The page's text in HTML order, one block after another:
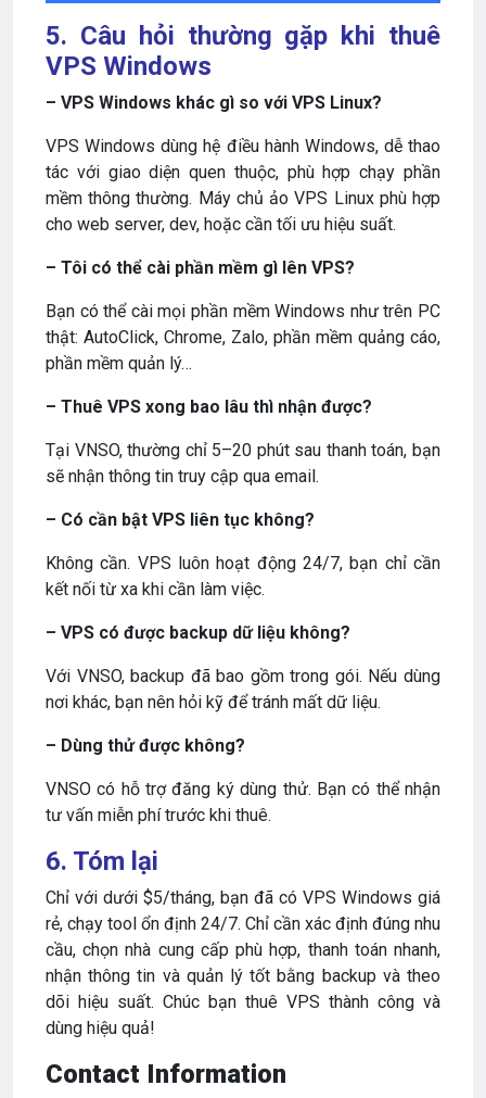
5. Câu hỏi thường gặp khi thuê
VPS Windows
– VPS Windows khác gì so với VPS Linux?
VPS Windows dùng hệ điều hành Windows, dễ thao
tác với giao diện quen thuộc, phù hợp chạy phần
mềm thông thường. Máy chủ ảo VPS Linux phù hợp
cho web server, dev, hoặc cần tối ưu hiệu suất.
– Tôi có thể cài phần mềm gì lên VPS?
Bạn có thể cài mọi phần mềm Windows như trên PC
thật: AutoClick, Chrome, Zalo, phần mềm quảng cáo,
phần mềm quản lý…
– Thuê VPS xong bao lâu thì nhận được?
Tại VNSO, thường chỉ 5–20 phút sau thanh toán, bạn
sẽ nhận thông tin truy cập qua email.
– Có cần bật VPS liên tục không?
Không cần. VPS luôn hoạt động 24/7, bạn chỉ cần
kết nối từ xa khi cần làm việc.
– VPS có được backup dữ liệu không?
Với VNSO, backup đã bao gồm trong gói. Nếu dùng
nơi khác, bạn nên hỏi kỹ để tránh mất dữ liệu.
– Dùng thử được không?
VNSO có hỗ trợ đăng ký dùng thử. Bạn có thể nhận
tư vấn miễn phí trước khi thuê.
6. Tóm lại
Chỉ với dưới $5/tháng, bạn đã có VPS Windows giá
rẻ, chạy tool ổn định 24/7. Chỉ cần xác định đúng nhu
cầu, chọn nhà cung cấp phù hợp, thanh toán nhanh,
nhận thông tin và quản lý tốt bằng backup và theo
dõi hiệu suất. Chúc bạn thuê VPS thành công và
dùng hiệu quả!
Contact Information